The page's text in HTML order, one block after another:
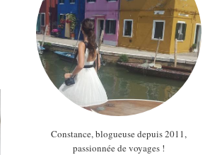
Constance, blogueuse depuis 2011,
passionnée de voyages !